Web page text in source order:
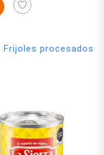
Frijoles procesados